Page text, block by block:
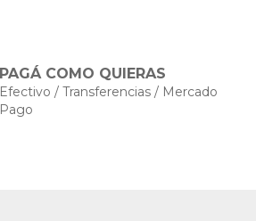
PAGÁ COMO QUIERAS
Efectivo / Transferencias / Mercado
Pago